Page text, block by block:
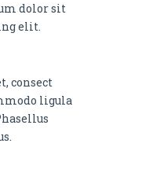
dolor sit
elit.
consect
ligula